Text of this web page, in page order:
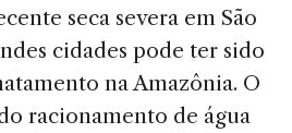
seca severa em São
cidades pode ter sido
na Amazônia. O
racionamento de água